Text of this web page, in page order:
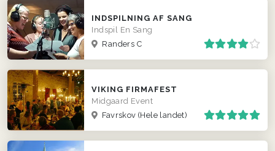
INDSPILNING AF SANG
Indspil En Sang
Randers C
VIKING FIRMAFEST
Midgaard Event
Favrskov (Hele landet)